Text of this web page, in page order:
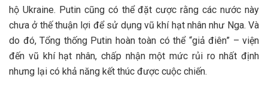
hộ Ukraine. Putin cũng có thể đặt cược rằng các nước này
chưa ở thế thuận lợi để sử dụng vũ khí hạt nhân như Nga. Và
do đó, Tổng thống Putin hoàn toàn có thể “giả điên” – viện
đến vũ khí hạt nhân, chấp nhận một mức rủi ro nhất định
nhưng lại có khả năng kết thúc được cuộc chiến.